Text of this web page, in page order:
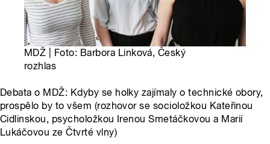
MDŽ | Foto: Barbora Linková, Český
rozhlas
Debata o MDŽ: Kdyby se holky zajímaly o technické obory,
prospělo by to všem (rozhovor se socioložkou Kateřinou
Cidlinskou, psycholožkou Irenou Smetáčkovou a Marií
Lukáčovou ze Čtvrté vlny)